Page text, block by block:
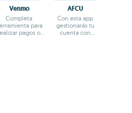
Venmo
Completa
para
pagos o
AFCU
Con esta app
gestionarás tu
cuenta con